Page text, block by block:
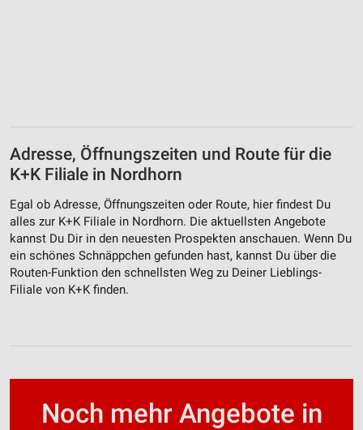
Adresse, Öffnungszeiten und Route für die
K+K Filiale in Nordhorn
Egal ob Adresse, Öffnungszeiten oder Route, hier findest Du
alles zur K+K Filiale in Nordhorn. Die aktuellsten Angebote
kannst Du Dir in den neuesten Prospekten anschauen. Wenn Du
ein schönes Schnäppchen gefunden hast, kannst Du über die
Routen-Funktion den schnellsten Weg zu Deiner Lieblings-
Filiale von K+K finden.
Noch mehr Angebote in